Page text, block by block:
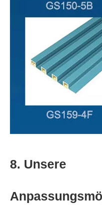
8. Unsere